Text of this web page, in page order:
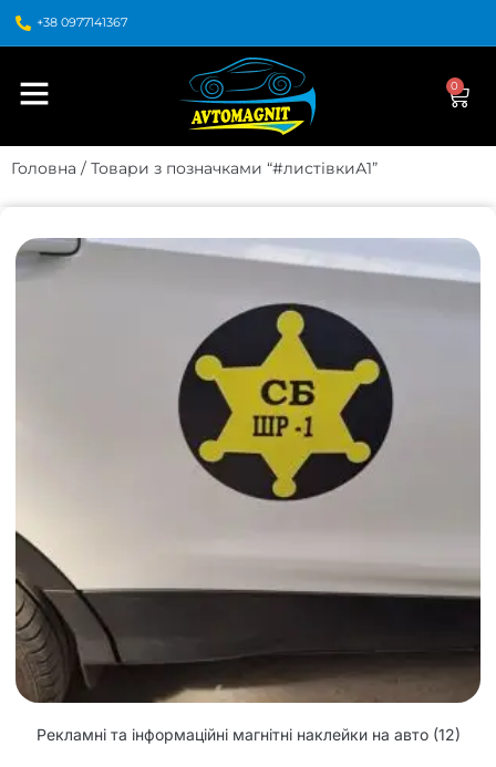
+38 0977141367
0
Головна / Товари з позначками “#листівкиА1”
Рекламні та інформаційні магнітні наклейки на авто (12)